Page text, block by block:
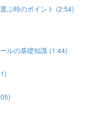
ぶ時のポイント (2:54)
ルの基礎知識 (1:44)